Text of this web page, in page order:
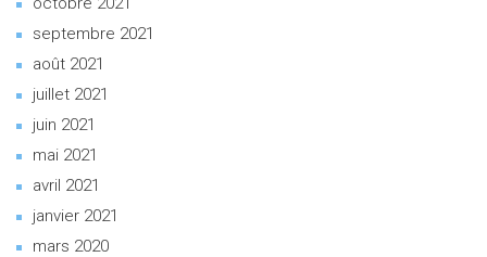
septembre 2021
août 2021
juillet 2021
juin 2021
mai 2021
avril 2021
janvier 2021
mars 2020